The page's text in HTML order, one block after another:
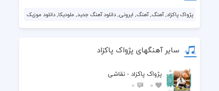
پژواک پاکزاد, آهنگ, آهنگ, ایرونی, دانلود آهنگ جدید, ملودیکا, دانلود موزیک
سایر آهنگهای پژواک پاکزاد
پژواک پاکزاد - نقاشی
0
0